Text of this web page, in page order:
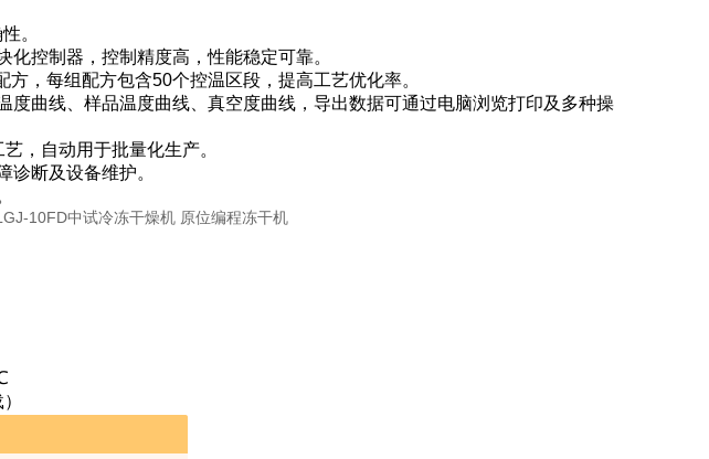
。
控制器，控制精度高，性能稳定可靠。
，每组配方包含50个控温区段，提高工艺优化率。
度曲线、样品温度曲线、真空度曲线，导出数据可通过电脑浏览打印及多种操
，自动用于批量化生产。
诊断及设备维护。